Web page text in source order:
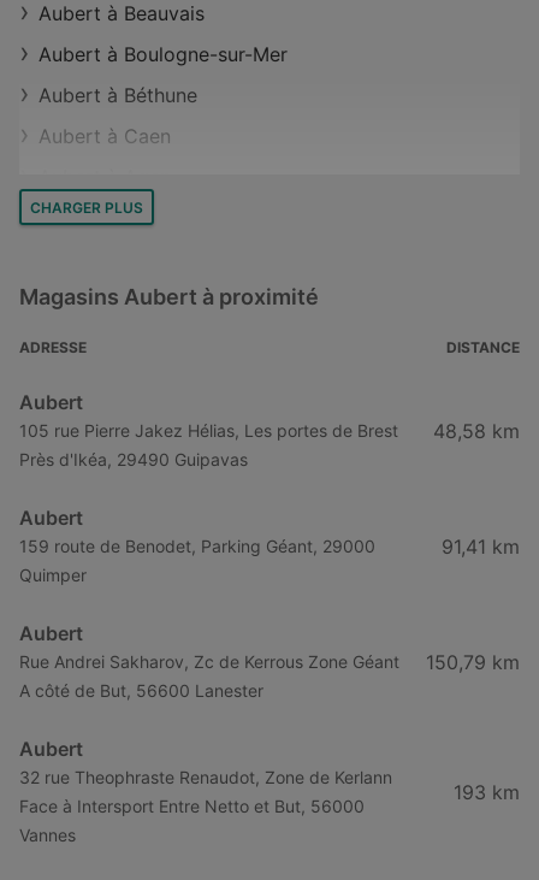
Aubert à Beauvais
Aubert à Boulogne-sur-Mer
Aubert à Béthune
Aubert à Caen
Aubert à Limoges
Aubert à Mamers
Aubert à Nantes
Aubert à L'Haÿ-les-Roses
Aubert à Le Raincy
Aubert à Saint-Germain-en-Laye
Aubert à Versailles
CHARGER PLUS
Magasins Aubert à proximité
ADRESSE DISTANCE
Aubert
105 rue Pierre Jakez Hélias, Les portes de Brest
Près d'Ikéa, 29490 Guipavas
48,58 km
Aubert
159 route de Benodet, Parking Géant, 29000
Quimper
91,41 km
Aubert
Rue Andrei Sakharov, Zc de Kerrous Zone Géant
A côté de But, 56600 Lanester
150,79 km
Aubert
32 rue Theophraste Renaudot, Zone de Kerlann
Face à Intersport Entre Netto et But, 56000
Vannes
193 km